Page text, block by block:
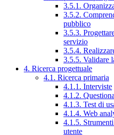
3.5.1.
3.5.2.
pubblico
3.5.3.
servizio
3.5.4.
3.5.5. Validare
4. Ricerca progettuale
4.1. Ricerca primaria
4.1.1. Interviste
4.1.2.
4.1.3. Test di
4.1.4. Web
4.1.5.
utente